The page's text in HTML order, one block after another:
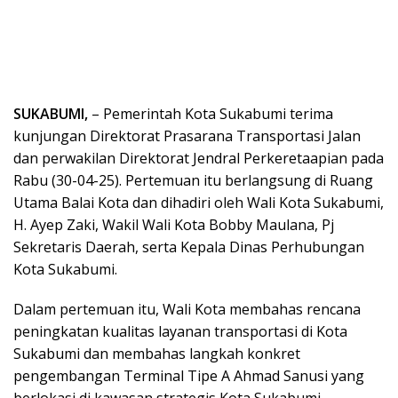
SUKABUMI, – Pemerintah Kota Sukabumi terima
kunjungan Direktorat Prasarana Transportasi Jalan
dan perwakilan Direktorat Jendral Perkeretaapian pada
Rabu (30-04-25). Pertemuan itu berlangsung di Ruang
Utama Balai Kota dan dihadiri oleh Wali Kota Sukabumi,
H. Ayep Zaki, Wakil Wali Kota Bobby Maulana, Pj
Sekretaris Daerah, serta Kepala Dinas Perhubungan
Kota Sukabumi.
Dalam pertemuan itu, Wali Kota membahas rencana
peningkatan kualitas layanan transportasi di Kota
Sukabumi dan membahas langkah konkret
pengembangan Terminal Tipe A Ahmad Sanusi yang